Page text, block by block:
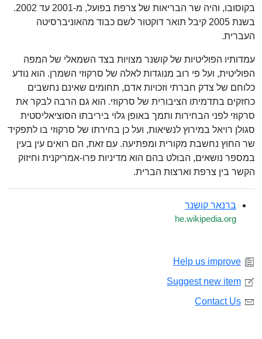
בקוסובו, והיה שר הבריאות של צרפת בפועל, מ-2001 עד 2002.
בשנת 2005 קיבל תואר דוקטור לשם כבוד מהאוניברסיטה
העברית.
עמדותיו הפוליטיות של קושנר מצויות בצד השמאלי של המפה
הפוליטית, ועל פי רוב מנוגדות לאלה של סרקוזי השמרן. הוא נודע
כלוחם של צדק חברתי וזכויות אדם, תחומים שאינם נחשבים
כחזקים בתדמיתו הציבורית של סרקוזי. הוא גם הרבה לבקר את
סרקוזי לפני הבחירות ותמך באופן גלוי ביריבתו הסוציאליסטית
סגולן רויאל במירוץ לנשיאות, ועל כן בחירתו של סרקוזי בו לתפקיד
שר החוץ נחשבת מקורית ומפתיעה. עם זאת, הם רואים עין בעין
במספר נושאים, הבולט בהם הוא מדיניות פרו-אמריקנית וחיזוק
הקשר בין צרפת וארצות הברית.
ברנאר קושנר
he.wikipedia.org
Help us improve
Suggest new item
Contact Us